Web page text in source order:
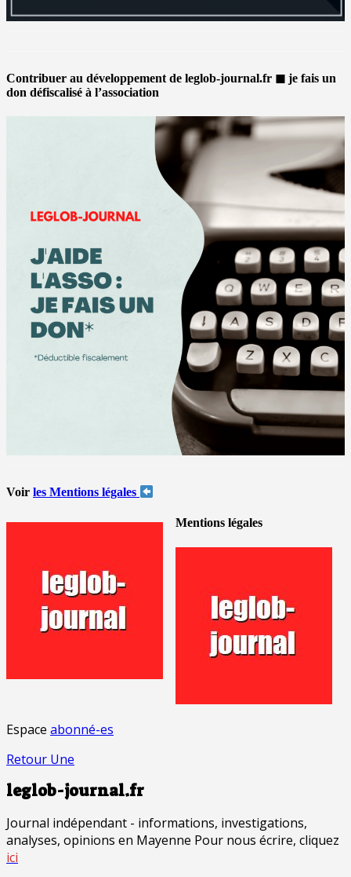
Contribuer au développement de leglob-journal.fr ◼ je fais un
don défiscalisé à l’association
Voir les Mentions légales
Mentions légales
Espace abonné-es
Retour Une
leglob-journal.fr
Journal indépendant - informations, investigations,
analyses, opinions en Mayenne Pour nous écrire, cliquez
ici